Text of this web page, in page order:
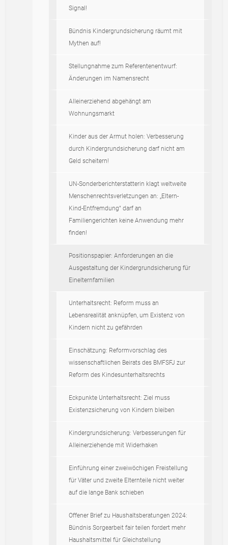
Signal!
Bündnis Kindergrundsicherung räumt mit
Mythen auf!
Stellungnahme zum Referentenentwurf:
Änderungen im Namensrecht
Alleinerziehend abgehängt am
Wohnungsmarkt
Kinder aus der Armut holen: Verbesserung
durch Kindergrundsicherung darf nicht am
Geld scheitern!
UN-Sonderberichterstatterin klagt weltweite
Menschenrechtsverletzungen an: „Eltern-
Kind-Entfremdung“ darf an
Familiengerichten keine Anwendung mehr
finden!
Positionspapier: Anforderungen an die
Ausgestaltung der Kindergrundsicherung für
Einelternfamilien
Unterhaltsrecht: Reform muss an
Lebensrealität anknüpfen, um Existenz von
Kindern nicht zu gefährden
Einschätzung: Reformvorschlag des
wissenschaftlichen Beirats des BMFSFJ zur
Reform des Kindesunterhaltsrechts
Eckpunkte Unterhaltsrecht: Ziel muss
Existenzsicherung von Kindern bleiben
Kindergrundsicherung: Verbesserungen für
Alleinerziehende mit Widerhaken
Einführung einer zweiwöchigen Freistellung
für Väter und zweite Elternteile nicht weiter
auf die lange Bank schieben
Offener Brief zu Haushaltsberatungen 2024:
Bündnis Sorgearbeit fair teilen fordert mehr
Haushaltsmittel für Gleichstellung